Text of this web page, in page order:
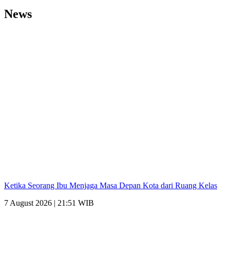
News
Ketika Seorang Ibu Menjaga Masa Depan Kota dari Ruang Kelas
7 August 2026 | 21:51 WIB